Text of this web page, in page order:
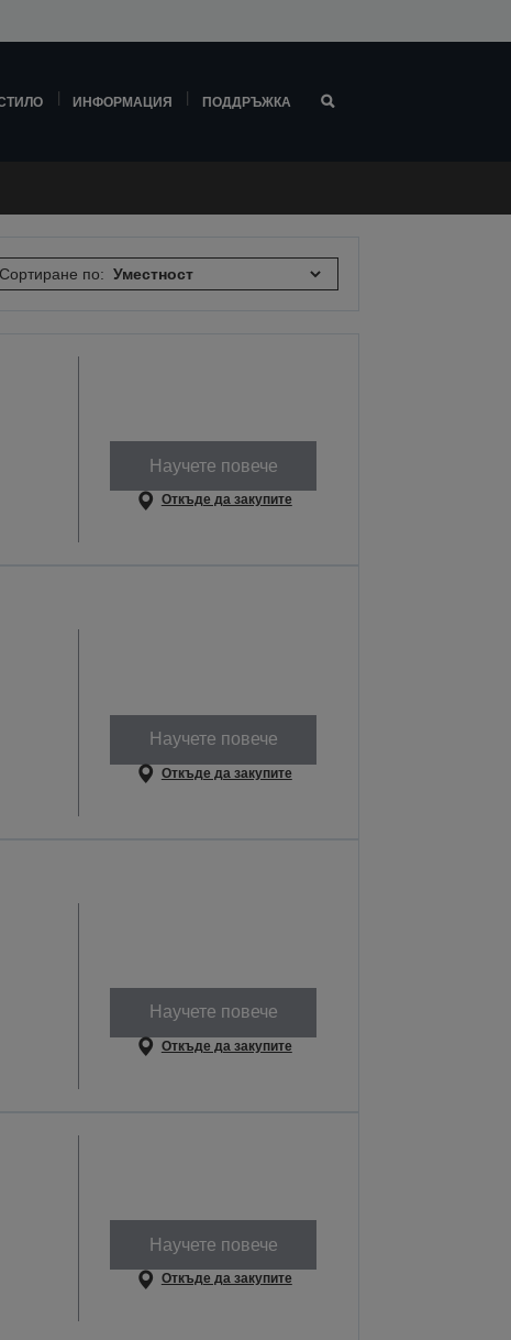
ИНФОРМАЦИЯ ПОДДРЪЖКА
Сортиране по:
Научете повече
Откъде да закупите
Научете повече
Откъде да закупите
Научете повече
Откъде да закупите
Научете повече
Откъде да закупите